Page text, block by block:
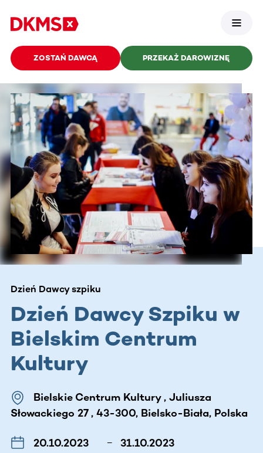
ZOSTAŃ DAWCĄ PRZEKAŻ DAROWIZNĘ
Dzień Dawcy szpiku
Dzień Dawcy Szpiku w
Bielskim Centrum
Kultury
Bielskie Centrum Kultury , Juliusza
Słowackiego 27 , 43-300, Bielsko-Biała, Polska
20.10.2023 – 31.10.2023